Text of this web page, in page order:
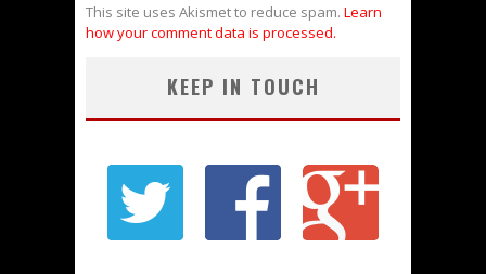
This site uses Akismet to reduce spam. Learn
how your comment data is processed.
KEEP IN TOUCH